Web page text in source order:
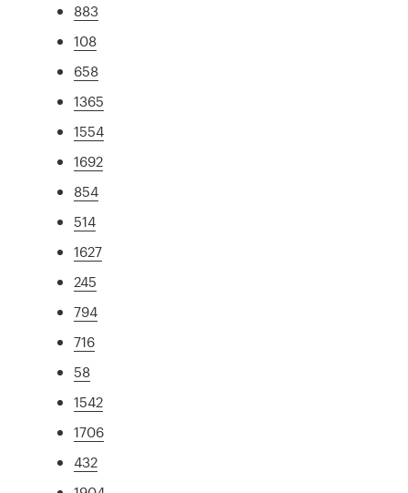
883
108
658
1365
1554
1692
854
514
1627
245
794
716
58
1542
1706
432